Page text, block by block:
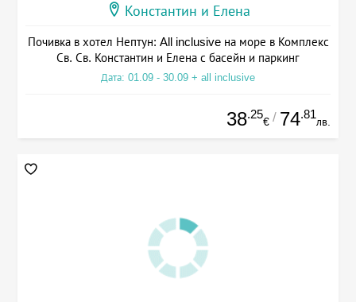
Константин и Елена
Почивка в хотел Нептун: All inclusive на море в Комплекс
Св. Св. Константин и Елена с басейн и паркинг
Дата: 01.09 - 30.09 + all inclusive
38.25
€ / 74.81
лв.